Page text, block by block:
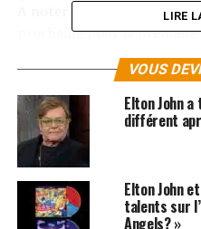
Elton John se
prochaine pour la
samedi29et
le cadre de sa tournée
Yellow Brick Road» Tour.
« Les
été une
motivation
LIRE
VOUS
Elton John
différent
Elton John
talents sur
Angels? »